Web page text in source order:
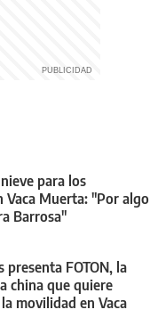
para los
Vaca Muerta: "Por algo
Barrosa"
presenta FOTON, la
china que quiere
movilidad en Vaca